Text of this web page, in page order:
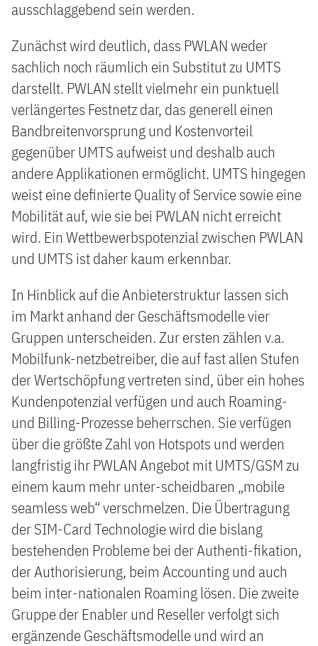
ausschlaggebend sein werden.
Zunächst wird deutlich, dass PWLAN weder
sachlich noch räumlich ein Substitut zu UMTS
darstellt. PWLAN stellt vielmehr ein punktuell
verlängertes Festnetz dar, das generell einen
Bandbreitenvorsprung und Kostenvorteil
gegenüber UMTS aufweist und deshalb auch
andere Applikationen ermöglicht. UMTS hingegen
weist eine definierte Quality of Service sowie eine
Mobilität auf, wie sie bei PWLAN nicht erreicht
wird. Ein Wettbewerbspotenzial zwischen PWLAN
und UMTS ist daher kaum erkennbar.
In Hinblick auf die Anbieterstruktur lassen sich
im Markt anhand der Geschäftsmodelle vier
Gruppen unterscheiden. Zur ersten zählen v.a.
Mobilfunk-netzbetreiber, die auf fast allen Stufen
der Wertschöpfung vertreten sind, über ein hohes
Kundenpotenzial verfügen und auch Roaming-
und Billing-Prozesse beherrschen. Sie verfügen
über die größte Zahl von Hotspots und werden
langfristig ihr PWLAN Angebot mit UMTS/GSM zu
einem kaum mehr unter-scheidbaren „mobile
seamless web“ verschmelzen. Die Übertragung
der SIM-Card Technologie wird die bislang
bestehenden Probleme bei der Authenti-fikation,
der Authorisierung, beim Accounting und auch
beim inter-nationalen Roaming lösen. Die zweite
Gruppe der Enabler und Reseller verfolgt sich
ergänzende Geschäftsmodelle und wird an